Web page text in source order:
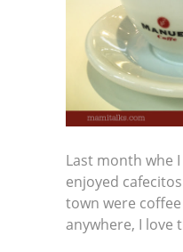
Last month whe
enjoyed
town were
anywhere, I love